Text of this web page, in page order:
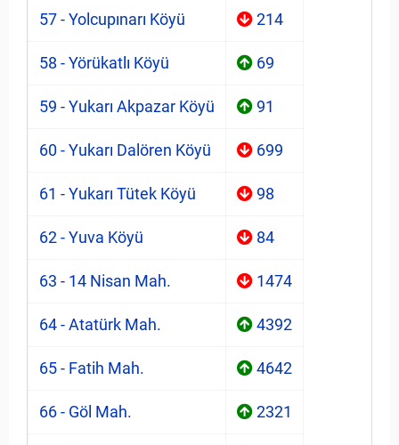
57 - Yolcupınarı Köyü 214
58 - Yörükatlı Köyü 69
59 - Yukarı Akpazar Köyü 91
60 - Yukarı Dalören Köyü 699
61 - Yukarı Tütek Köyü 98
62 - Yuva Köyü 84
63 - 14 Nisan Mah. 1474
64 - Atatürk Mah. 4392
65 - Fatih Mah. 4642
66 - Göl Mah. 2321